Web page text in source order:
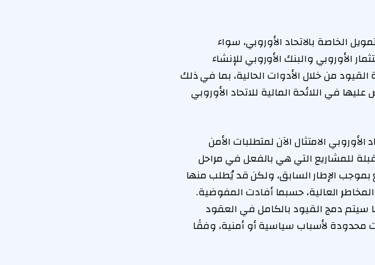
الخاصة بالاتحاد الأوروبي، سواء
الأوروبي والبنك الأوروبي للإنشاء
من خلال الأدوات الحالية، بما في ذلك
في اللائحة المالية للاتحاد الأوروبي
الامتثال الآن لمتطلبات الأمن
للمشاريع التي هي بالفعل في مراحل
هذه المشاريع بموجب الإطار السابق، ولكن قد يُطلب منها
العالية، حسبما أفادت المفوضية.
أكثر صرامة اعتبارًا من أبريل 2027، عندما سيتم دمج القيود بالكامل في العقود
محدودة لأسباب سياسية أو أمنية، وفقًا